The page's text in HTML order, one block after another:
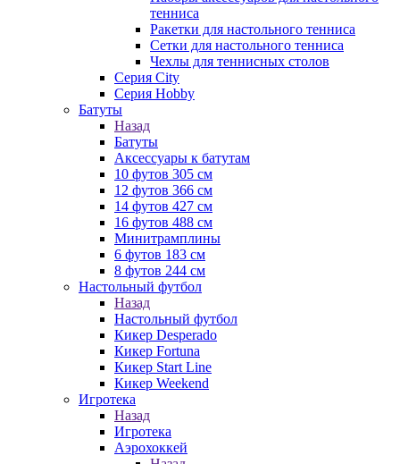
тенниса
Ракетки для настольного тенниса
Сетки для настольного тенниса
Чехлы для теннисных столов
Серия City
Серия Hobby
Батуты
Назад
Батуты
Аксессуары к батутам
10 футов 305 см
12 футов 366 см
14 футов 427 см
16 футов 488 см
Минитрамплины
6 футов 183 см
8 футов 244 см
Настольный футбол
Назад
Настольный футбол
Кикер Desperado
Кикер Fortuna
Кикер Start Line
Кикер Weekend
Игротека
Назад
Игротека
Аэрохоккей